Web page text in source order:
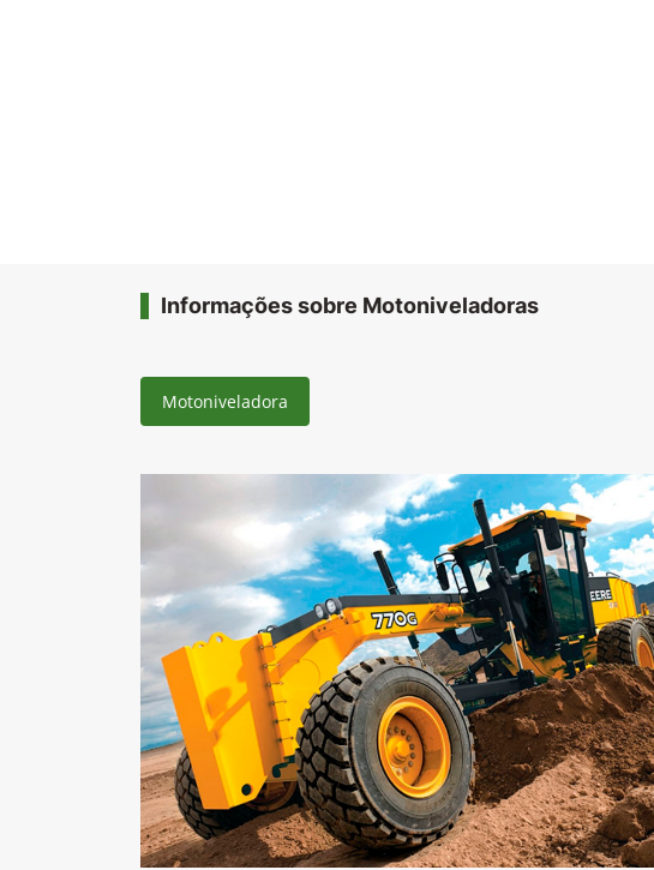
Informações sobre Motoniveladoras
Motoniveladora